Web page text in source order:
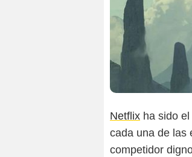
Netflix ha sido
cada una de las
competidor